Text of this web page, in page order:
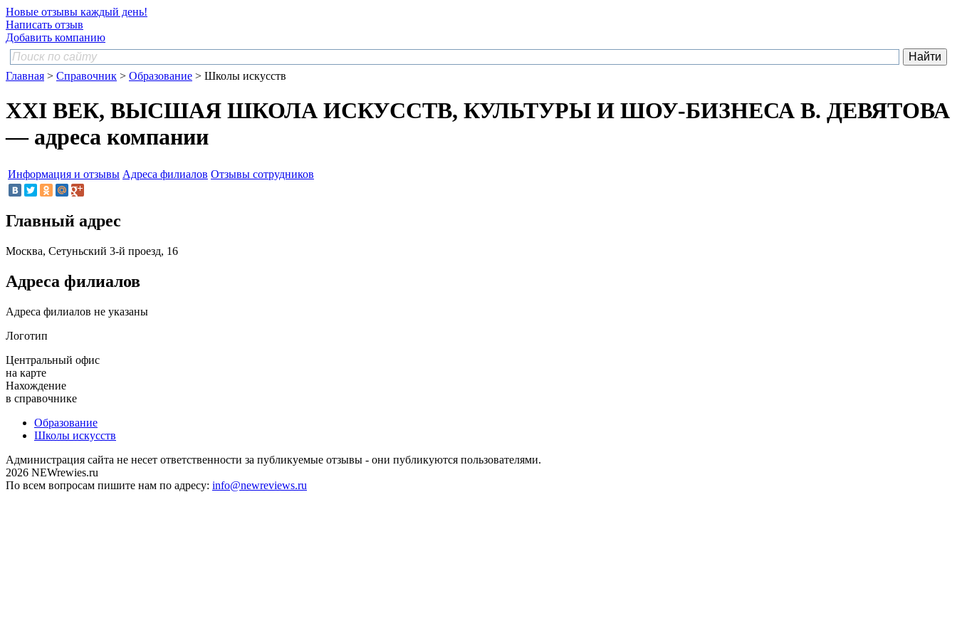
Новые отзывы каждый день!
Написать отзыв
Добавить компанию
Главная > Справочник > Образование > Школы искусств
XXI ВЕК, ВЫСШАЯ ШКОЛА ИСКУССТВ, КУЛЬТУРЫ И ШОУ-БИЗНЕСА В. ДЕВЯТОВА
— адреса компании
Информация и отзывы Адреса филиалов Отзывы сотрудников
Главный адрес
Москва, Сетуньский 3-й проезд, 16
Адреса филиалов
Адреса филиалов не указаны
Логотип
Центральный офис
на карте
Нахождение
в справочнике
Образование
Школы искусств
Администрация сайта не несет ответственности за публикуемые отзывы - они публикуются пользователями.
2026 NEWrewies.ru
По всем вопросам пишите нам по адресу: info@newreviews.ru